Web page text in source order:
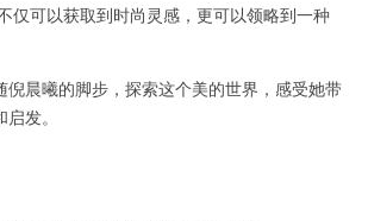
可以获取到时尚灵感，更可以领略到一种
晨曦的脚步，探索这个美的世界，感受她带
发。